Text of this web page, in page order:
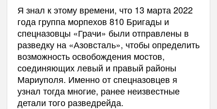
Я знал к этому времени, что 13 марта 2022
года группа морпехов 810 Бригады и
спецназовцы «Грачи» были отправлены в
разведку на «Азовсталь», чтобы определить
возможность освобождения мостов,
соединяющих левый и правый районы
Мариуполя. Именно от спецназовцев я
узнал тогда многие, ранее неизвестные
детали того разведрейда.